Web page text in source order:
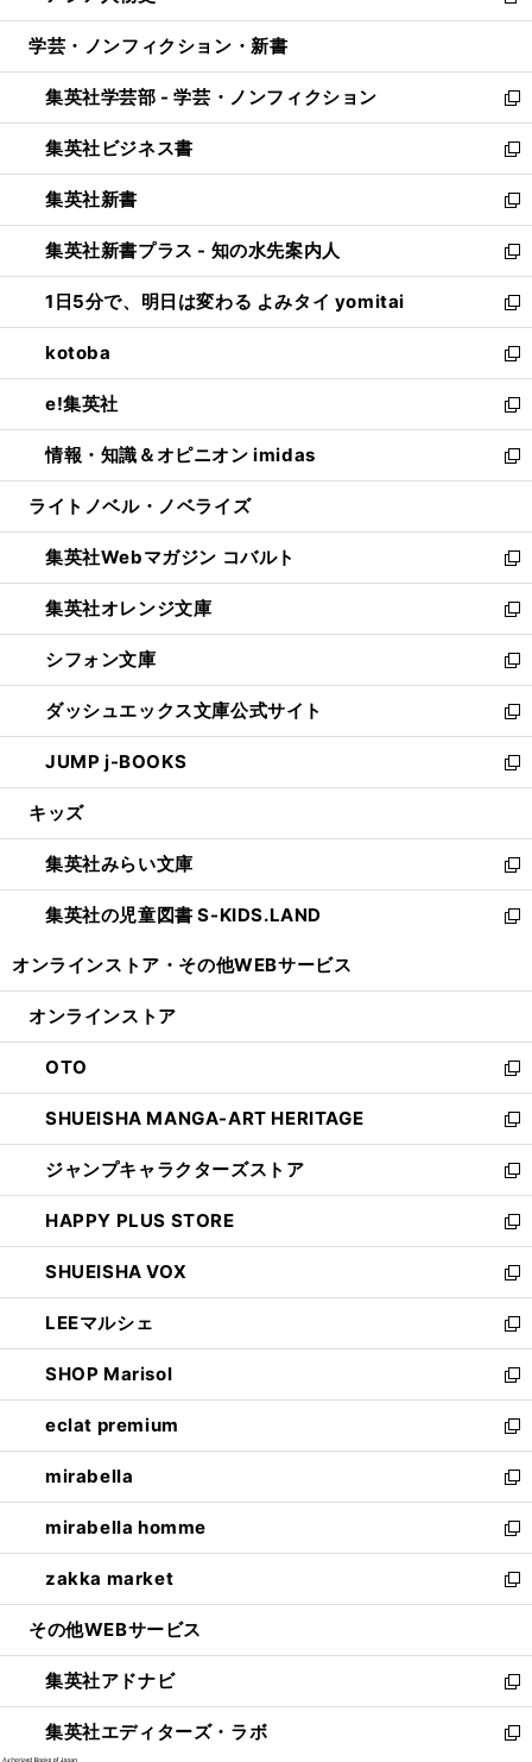
開
ウ
開
く
ン
ウ
で
開
く
ウ
ン
ド
ウ
で
開
く
し
ウ
ィ
ン
ド
ウ
で
開
く
学芸・ノンフィクション・新書
集英社学芸部 - 学芸・ノンフィクション
新
し
い
ウ
ィ
ン
ド
ウ
で
開
く
集英社ビジネス書
新
し
い
ウ
ィ
ン
ド
ウ
で
開
く
集英社新書
新
し
い
ウ
ィ
ン
ド
ウ
で
開
く
集英社新書プラス - 知の水先案内人
新
し
い
ウ
ィ
ン
ド
ウ
で
開
1日5分で、明日は変わる よみタイ yomitai
新
し
い
ウ
ィ
ン
ド
ウ
開
く
kotoba
新
し
い
ウ
ィ
ン
ウ
で
開
く
e!集英社
新
し
い
ウ
ン
ド
ウ
で
開
く
情報・知識＆オピニオン imidas
新
し
ウ
ィ
ン
ド
ウ
で
開
く
ライトノベル・ノベライズ
集英社Webマガジン コバルト
新
し
い
ウ
ィ
ン
ド
ウ
で
開
集英社オレンジ文庫
新
し
い
ウ
ィ
ン
ド
ウ
開
く
シフォン文庫
新
し
い
ウ
ィ
ン
ウ
で
開
く
ダッシュエックス文庫公式サイト
新
し
い
ウ
ン
ド
ウ
で
JUMP j-BOOKS
新
し
ウ
ィ
ン
ド
開
キッズ
集英社みらい文庫
新
し
い
ン
ウ
で
開
く
集英社の児童図書 S-KIDS.LAND
新
ウ
ン
ド
ウ
で
開
く
オンラインストア・ その他WEBサービス
オンラインストア
OTO
新
し
い
ウ
ィ
ン
ド
ウ
で
開
く
SHUEISHA MANGA-ART HERITAGE
新
し
い
ウ
ィ
ン
ド
ウ
で
開
く
ジャンプキャラクターズストア
新
し
い
ウ
ィ
ン
ド
ウ
で
開
く
HAPPY PLUS STORE
新
し
い
ウ
ィ
ン
ド
ウ
で
開
く
SHUEISHA VOX
新
し
い
ウ
ィ
ン
ド
ウ
で
開
く
LEEマルシェ
新
し
い
ウ
ィ
ン
ド
ウ
で
開
く
SHOP Marisol
新
し
い
ウ
ィ
ン
ド
ウ
で
開
eclat premium
新
し
い
ウ
ィ
ン
ド
ウ
開
く
mirabella
新
し
い
ウ
ィ
ン
ウ
で
開
く
mirabella homme
新
し
い
ウ
ン
ド
ウ
で
zakka market
新
し
ウ
ィ
ン
ド
その他WEBサービス
集英社アドナビ
新
し
い
集英社エディターズ・ラボ
新